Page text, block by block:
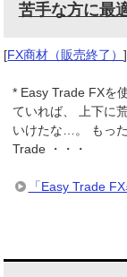
苦手な方に最
[FX商材（販売終了）]
* Easy Trade FXを
ていれば、 上下に
いけたな…。 もっ
Trade ・・・
「Easy Trade